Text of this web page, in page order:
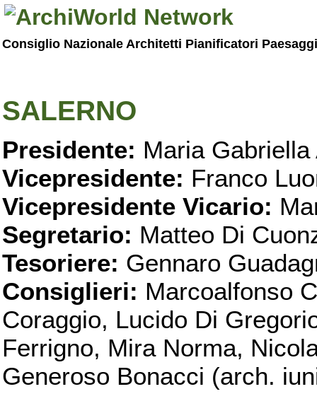
Consiglio Nazionale Architetti Pianificatori
SALERNO
Presidente: Maria Gabriella
Vicepresidente: Franco
Vicepresidente Vicario:
Segretario: Matteo Di
Tesoriere: Gennaro
Consiglieri: Marcoalfonso
Coraggio, Lucido Di
Ferrigno, Mira Norma,
Generoso Bonacci (arch.